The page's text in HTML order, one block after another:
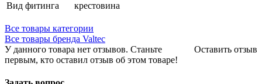
Вид фитинга
крестовина
Все товары категории
Все товары бренда Valtec
Оставить отзыв
У данного товара нет отзывов. Станьте
первым, кто оставил отзыв об этом товаре!